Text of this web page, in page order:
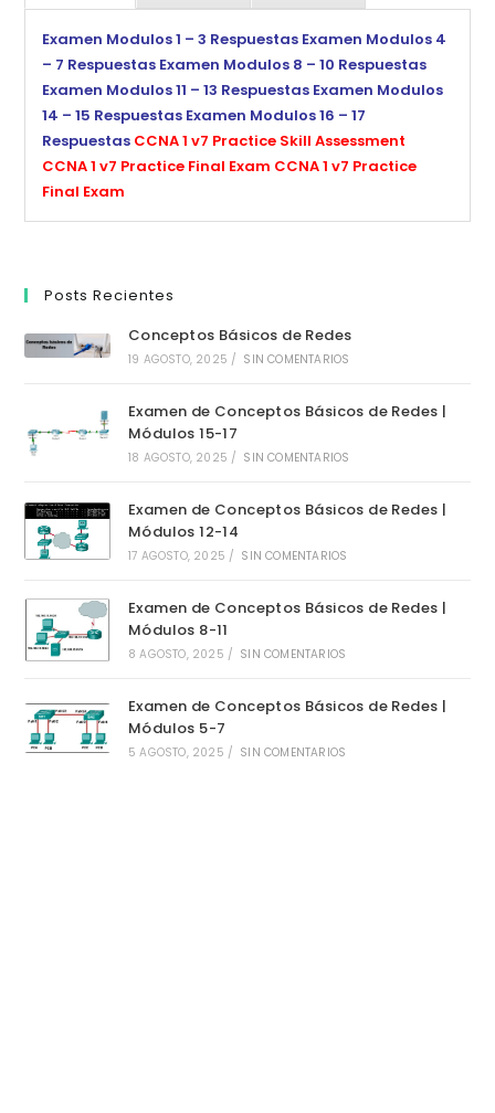
Examen Modulos 1 – 3 Respuestas Examen Modulos 4
– 7 Respuestas Examen Modulos 8 – 10 Respuestas
Examen Modulos 11 – 13 Respuestas Examen Modulos
14 – 15 Respuestas Examen Modulos 16 – 17
Respuestas CCNA 1 v7 Practice Skill Assessment
CCNA 1 v7 Practice Final Exam CCNA 1 v7 Practice
Final Exam
Posts Recientes
Conceptos Básicos de Redes
19 AGOSTO, 2025 / SIN COMENTARIOS
Examen de Conceptos Básicos de Redes |
Módulos 15-17
18 AGOSTO, 2025 / SIN COMENTARIOS
Examen de Conceptos Básicos de Redes |
Módulos 12-14
17 AGOSTO, 2025 / SIN COMENTARIOS
Examen de Conceptos Básicos de Redes |
Módulos 8-11
8 AGOSTO, 2025 / SIN COMENTARIOS
Examen de Conceptos Básicos de Redes |
Módulos 5-7
5 AGOSTO, 2025 / SIN COMENTARIOS